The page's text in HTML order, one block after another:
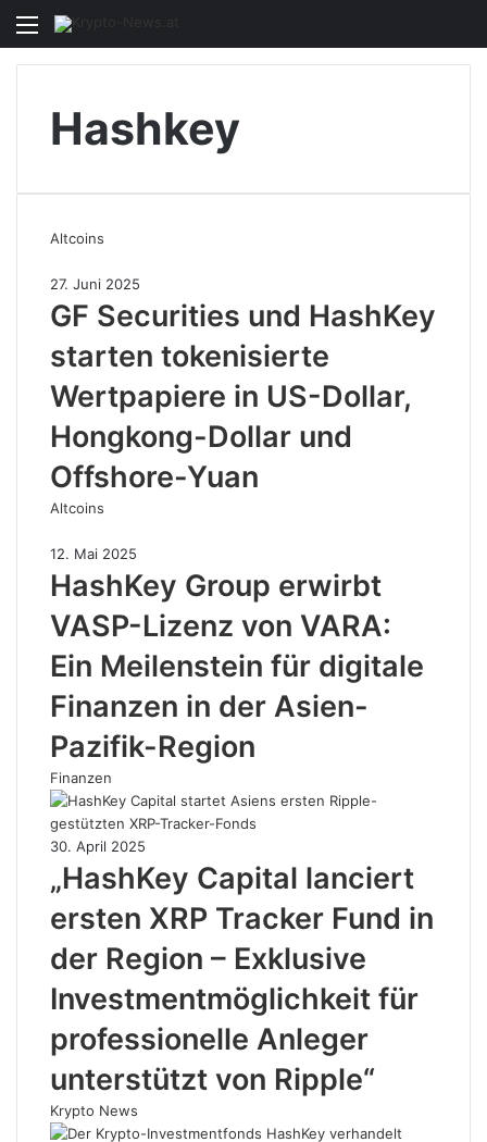
Menü
Hashkey
Altcoins
27. Juni 2025
GF Securities und HashKey
starten tokenisierte
Wertpapiere in US-Dollar,
Hongkong-Dollar und
Offshore-Yuan
Altcoins
12. Mai 2025
HashKey Group erwirbt
VASP-Lizenz von VARA:
Ein Meilenstein für digitale
Finanzen in der Asien-
Pazifik-Region
Finanzen
30. April 2025
„HashKey Capital lanciert
ersten XRP Tracker Fund in
der Region – Exklusive
Investmentmöglichkeit für
professionelle Anleger
unterstützt von Ripple“
Krypto News